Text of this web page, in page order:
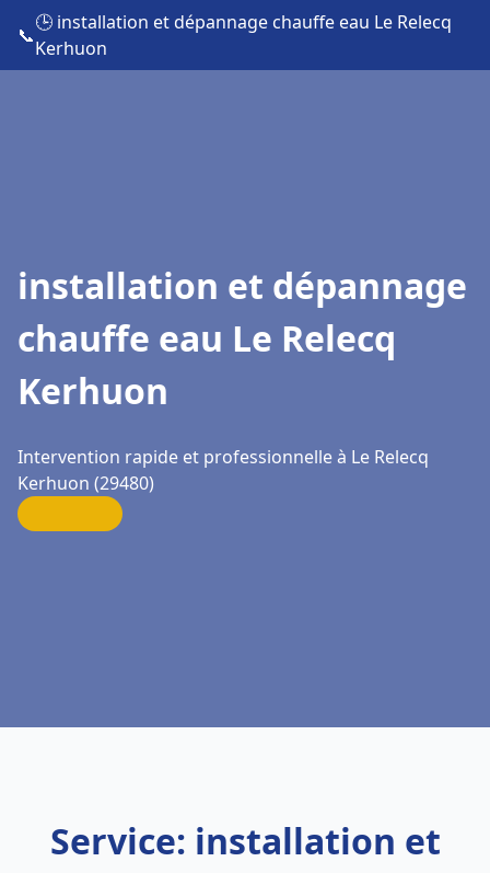
📞
🕒 installation et dépannage chauffe eau Le Relecq
Kerhuon
installation et dépannage
chauffe eau Le Relecq
Kerhuon
Intervention rapide et professionnelle à Le Relecq
Kerhuon (29480)
Service: installation et